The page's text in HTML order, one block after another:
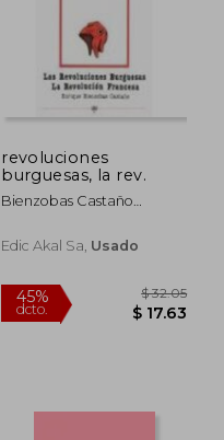
revoluciones
burguesas, la rev.
Bienzobas Castaño
Edic Akal Sa, Usado